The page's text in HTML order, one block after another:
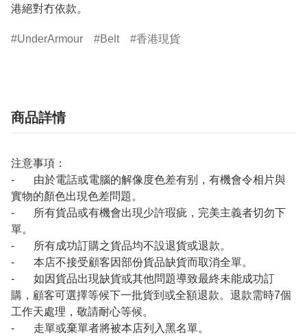
港絕對冇依款。
UnderArmour Belt 香港現貨
商品詳情
注意事項：
- 由於電話或電腦的解像度色差有别，有機會令相片與
實物的顏色出現色差問題。
- 所有貨品或有機會出現少許瑕疵，完美主義者切勿下
單。
- 所有成功訂購之貨品均不設退貨或退款。
- 本店不接受顧客因部份貨品缺貨而取消全單。
- 如因貨品出現缺貨或其他問題導致最終未能成功訂
購，顧客可選擇等候下一批貨到或全額退款。退款需時7個
工作天處理，敬請耐心等候。
- 走單或棄單者將被本店列入黑名單。